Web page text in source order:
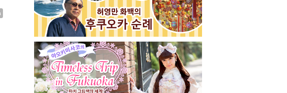
지테리언 메뉴 시식투어 in 후쿠오카시 -
2023.03.02
little stand 다이묘점 -비건・베지테리언 메뉴 시식투어 in 후쿠오
카시
2023.02.28
토치쿠켄 오리오본사 우동점 / 東筑軒 折尾本社うどん店